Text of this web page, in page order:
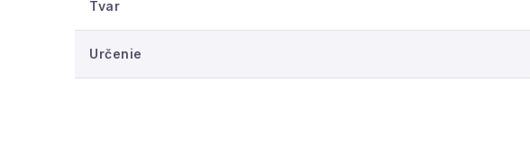
Tvar
Určenie